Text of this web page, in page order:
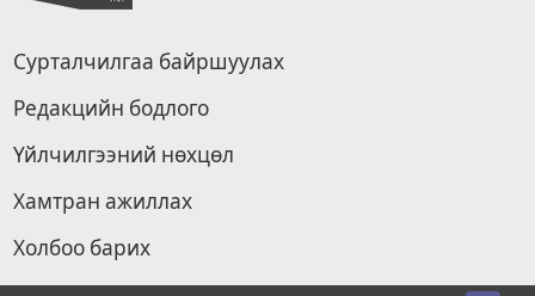
Сурталчилгаа байршуулах
Редакцийн бодлого
Үйлчилгээний нөхцөл
Хамтран ажиллах
Холбоо барих